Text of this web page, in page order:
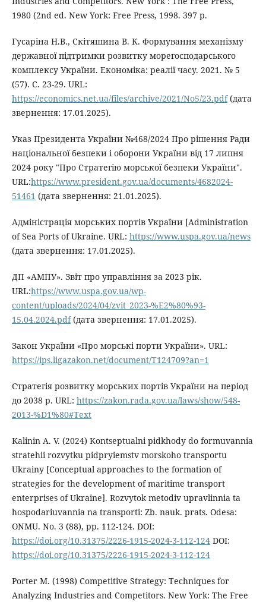
1980 (2nd ed. New York: Free Press, 1998. 397 p.
Гусаріна Н.В., Скітяшина В. К. Формування механізму
державної підтримки розвитку морегосподарського
комплексу України. Економіка: реалії часу. 2021. № 5
(57). С. 23-29. URL:
https://economics.net.ua/files/archive/2021/No5/23.pdf(дата
звернення: 17.01.2025).
Указ Президента України №468/2024 Про рішення Ради
національної безпеки і оборони України від 17 липня
2024 року "Про Стратегію морської безпеки України".
URL:https://www.president.gov.ua/documents/4682024-
51461 (дата звернення: 21.01.2025).
Адміністрація морських портів України [Administration
of Sea Ports of Ukraine. URL: https://www.uspa.gov.ua/news
(дата звернення: 17.01.2025).
ДП «АМПУ». Звіт про управління за 2023 рік.
URL:https://www.uspa.gov.ua/wp-
content/uploads/2024/04/zvit_2023-%E2%80%93-
15.04.2024.pdf(дата звернення: 17.01.2025).
Закон України «Про морські порти України». URL:
https://ips.ligazakon.net/document/T124709?an=1
Стратегія розвитку морських портів України на період
до 2038 р. URL: https://zakon.rada.gov.ua/laws/show/548-
2013-%D1%80#Text
Kalinin A. V. (2024) Kontseptualni pidkhody do formuvannia
stratehii rozvytku pidpryiemstv morskoho transportu
Ukrainy [Conceptual approaches to the formation of
strategies for the development of maritime transport
enterprises of Ukraine]. Rozvytok metodiv upravlinnia ta
hospodariuvannia na transporti: Zb. nauk. prats. Odesa:
ONMU. No. 3 (88), pp. 112-124. DOI:
https://doi.org/10.31375/2226-1915-2024-3-112-124DOI:
https://doi.org/10.31375/2226-1915-2024-3-112-124
Porter M. (1998) Competitive Strategy: Techniques for
Analyzing Industries and Competitors. New York: The Free